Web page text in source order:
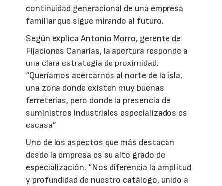
continuidad generacional de una empresa
familiar que sigue mirando al futuro.
Según explica Antonio Morro, gerente de
Fijaciones Canarias, la apertura responde a
una clara estrategia de proximidad:
“Queríamos acercarnos al norte de la isla,
una zona donde existen muy buenas
ferreterías, pero donde la presencia de
suministros industriales especializados es
escasa”.
Uno de los aspectos que más destacan
desde la empresa es su alto grado de
especialización. “Nos diferencia la amplitud
y profundidad de nuestro catálogo, unido a